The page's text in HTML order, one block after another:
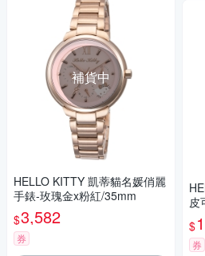
補貨中
HELLO KITTY 凱蒂貓名媛俏麗
手錶-玫瑰金x粉紅/35mm
$3,582
券
皮
$
券